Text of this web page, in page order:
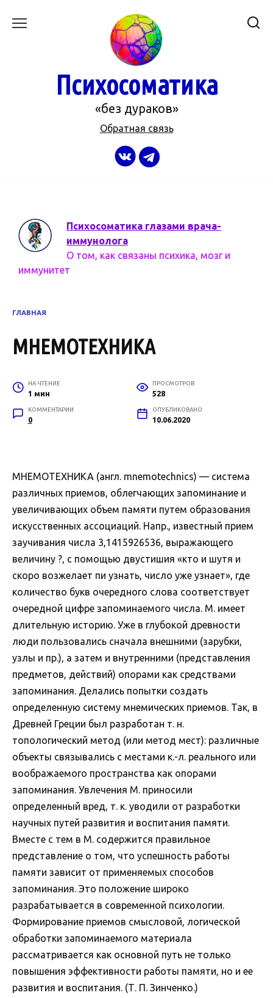
Психосоматика
«без дураков»
Обратная связь
Психосоматика глазами врача-
иммунолога
О том, как связаны психика, мозг и
иммунитет
ГЛАВНАЯ
МНЕМОТЕХНИКА
НА ЧТЕНИЕ
1 мин
ПРОСМОТРОВ
528
КОММЕНТАРИИ
0
ОПУБЛИКОВАНО
10.06.2020
МНЕМОТЕХНИКА (англ. mnemotechnics) — система
различных приемов, облегчающих запоминание и
увеличивающих объем памяти путем образования
искусственных ассоциаций. Напр., известный прием
заучивания числа 3,1415926536, выражающего
величину ?, с помощью двустишия «кто и шутя и
скоро возжелает пи узнать, число уже узнает», где
количество букв очередного слова соответствует
очередной цифре запоминаемого числа. М. имеет
длительную историю. Уже в глубокой древности
люди пользовались сначала внешними (зарубки,
узлы и пр.), а затем и внутренними (представления
предметов, действий) опорами как средствами
запоминания. Делались попытки создать
определенную систему мнемических приемов. Так, в
Древней Греции был разработан т. н.
топологический метод (или метод мест): различные
объекты связывались с местами к.-л. реального или
воображаемого пространства как опорами
запоминания. Увлечения М. приносили
определенный вред, т. к. уводили от разработки
научных путей развития и воспитания памяти.
Вместе с тем в М. содержится правильное
представление о том, что успешность работы
памяти зависит от применяемых способов
запоминания. Это положение широко
разрабатывается в современной психологии.
Формирование приемов смысловой, логической
обработки запоминаемого материала
рассматривается как основной путь не только
повышения эффективности работы памяти, но и ее
развития и воспитания. (Т. П. Зинченко.)